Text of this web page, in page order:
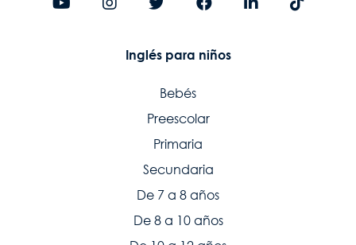
Inglés para niños
Bebés
Preescolar
Primaria
Secundaria
De 7 a 8 años
De 8 a 10 años